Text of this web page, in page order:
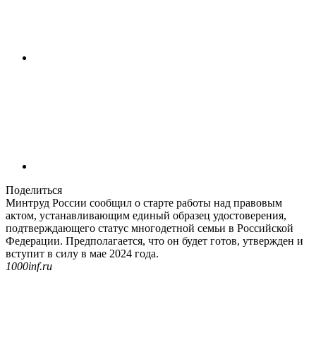
Поделиться
Минтруд России сообщил о старте работы над правовым
актом, устанавливающим единый образец удостоверения,
подтверждающего статус многодетной семьи в Российской
Федерации. Предполагается, что он будет готов, утвержден и
вступит в силу в мае 2024 года.
1000inf.ru